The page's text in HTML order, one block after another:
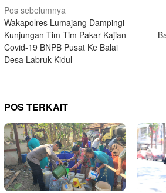
Navigasi
pos
Pos sebelumnya
Wakapolres Lumajang Dampingi
Kunjungan Tim Tim Pakar Kajian
Covid-19 BNPB Pusat Ke Balai
Desa Labruk Kidul
POS TERKAIT